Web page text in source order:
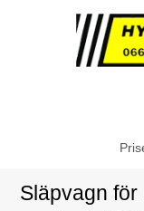
Släpvagn